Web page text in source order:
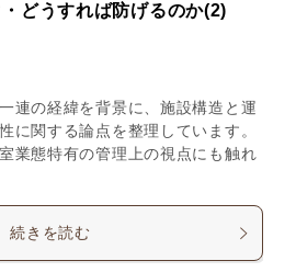
どうすれば防げるのか(2)
連の経緯を背景に、施設構造と運
に関する論点を整理しています。
業態特有の管理上の視点にも触れ
続きを読む